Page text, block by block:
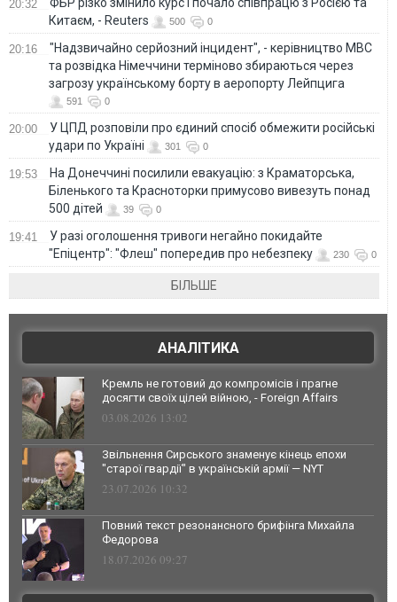
20:32
Китаєм, - Reuters
500 0
20:16
"Надзвичайно серйозний інцидент", - керівництво МВС
та розвідка Німеччини терміново збираються через
загрозу українському борту в аеропорту Лейпцига
591 0
20:00
У ЦПД розповіли про єдиний спосіб обмежити російські
удари по Україні
301 0
19:53
На Донеччині посилили евакуацію: з Краматорська,
Біленького та Красноторки примусово вивезуть понад
500 дітей
39 0
19:41
У разі оголошення тривоги негайно покидайте
"Епіцентр": "Флеш" попередив про небезпеку
230 0
БІЛЬШЕ
АНАЛІТИКА
Кремль не готовий до компромісів і прагне
досягти своїх цілей війною, - Foreign Affairs
03.08.2026 13:02
Звільнення Сирського знаменує кінець епохи
"старої гвардії" в українській армії — NYT
23.07.2026 10:32
Повний текст резонансного брифінга Михайла
Федорова
18.07.2026 09:27